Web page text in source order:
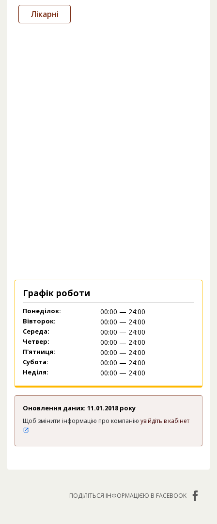
Лікарні
Графік роботи
Понеділок: 00:00 — 24:00
Вівторок: 00:00 — 24:00
Середа: 00:00 — 24:00
Четвер: 00:00 — 24:00
П'ятниця: 00:00 — 24:00
Субота: 00:00 — 24:00
Неділя: 00:00 — 24:00
Оновлення даних: 11.01.2018 року
Щоб змінити інформацію про компанію увійдіть в кабінет
ПОДІЛІТЬСЯ ІНФОРМАЦІЄЮ В FACEBOOK